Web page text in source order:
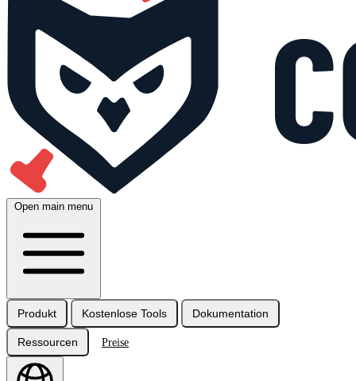
Open main menu
Produkt Kostenlose Tools Dokumentation
Ressourcen Preise